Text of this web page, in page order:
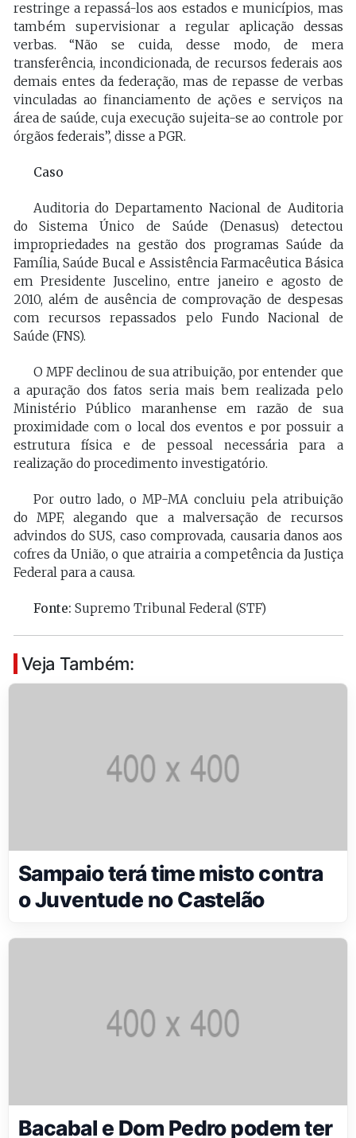
restringe a repassá-los aos estados e municípios, mas
também supervisionar a regular aplicação dessas
verbas. “Não se cuida, desse modo, de mera
transferência, incondicionada, de recursos federais aos
demais entes da federação, mas de repasse de verbas
vinculadas ao financiamento de ações e serviços na
área de saúde, cuja execução sujeita-se ao controle por
órgãos federais”, disse a PGR.
Caso
Auditoria do Departamento Nacional de Auditoria
do Sistema Único de Saúde (Denasus) detectou
impropriedades na gestão dos programas Saúde da
Família, Saúde Bucal e Assistência Farmacêutica Básica
em Presidente Juscelino, entre janeiro e agosto de
2010, além de ausência de comprovação de despesas
com recursos repassados pelo Fundo Nacional de
Saúde (FNS).
O MPF declinou de sua atribuição, por entender que
a apuração dos fatos seria mais bem realizada pelo
Ministério Público maranhense em razão de sua
proximidade com o local dos eventos e por possuir a
estrutura física e de pessoal necessária para a
realização do procedimento investigatório.
Por outro lado, o MP-MA concluiu pela atribuição
do MPF, alegando que a malversação de recursos
advindos do SUS, caso comprovada, causaria danos aos
cofres da União, o que atrairia a competência da Justiça
Federal para a causa.
Fonte: Supremo Tribunal Federal (STF)
Veja Também:
Sampaio terá time misto contra
o Juventude no Castelão
Bacabal e Dom Pedro podem ter